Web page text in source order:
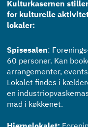
Kulturkasernen
for kulturelle
lokaler:
Spisesalen:
60 personer. Kan
arrangementer,
Lokalet findes i
en
mad i køkkenet.